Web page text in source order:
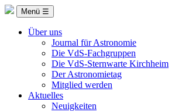
Menü ☰
Über uns
Journal für Astronomie
Die VdS-Fachgruppen
Die VdS-Sternwarte Kirchheim
Der Astronomietag
Mitglied werden
Aktuelles
Neuigkeiten